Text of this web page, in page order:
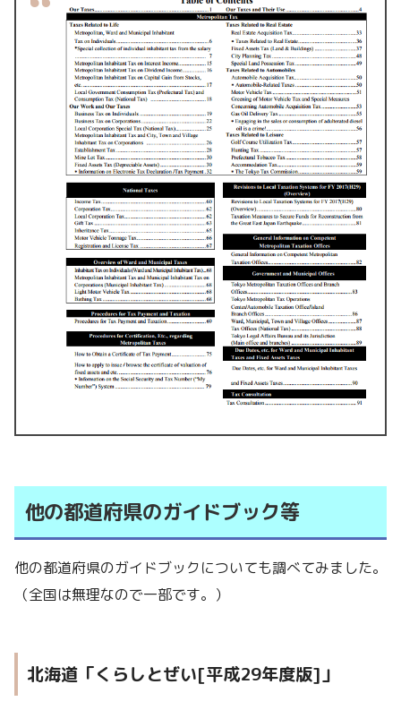
他の都道府県のガイドブック等
他の都道府県のガイドブックについても調べてみました。
（全国は無理なので一部です。）
北海道「くらしとぜい[平成29年度版]」